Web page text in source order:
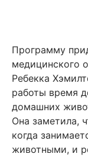
Программу
медицинского
Ребекка
работы время
домашних
Она заметила,
когда
животными, и